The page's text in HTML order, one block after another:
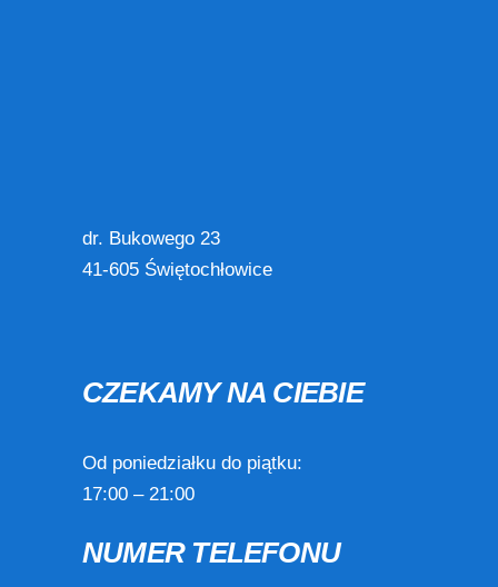
dr. Bukowego 23
41-605 Świętochłowice
CZEKAMY NA CIEBIE
Od poniedziałku do piątku:
17:00 – 21:00
NUMER TELEFONU